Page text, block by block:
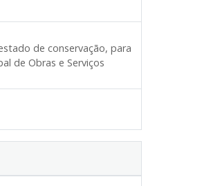
de conservação, para
de Obras e Serviços